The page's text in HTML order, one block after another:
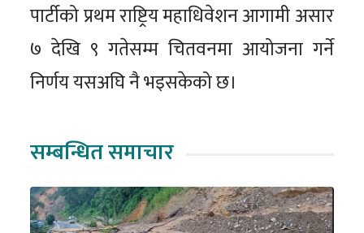
पार्टीको प्रथम राष्ट्रिय महाधिवेशन आगामी असार
७ देखि ९ गतेसम्म चितवनमा आयोजना गर्ने
निर्णय यसअघि नै भइसकेको छ।
सम्बन्धित समाचार